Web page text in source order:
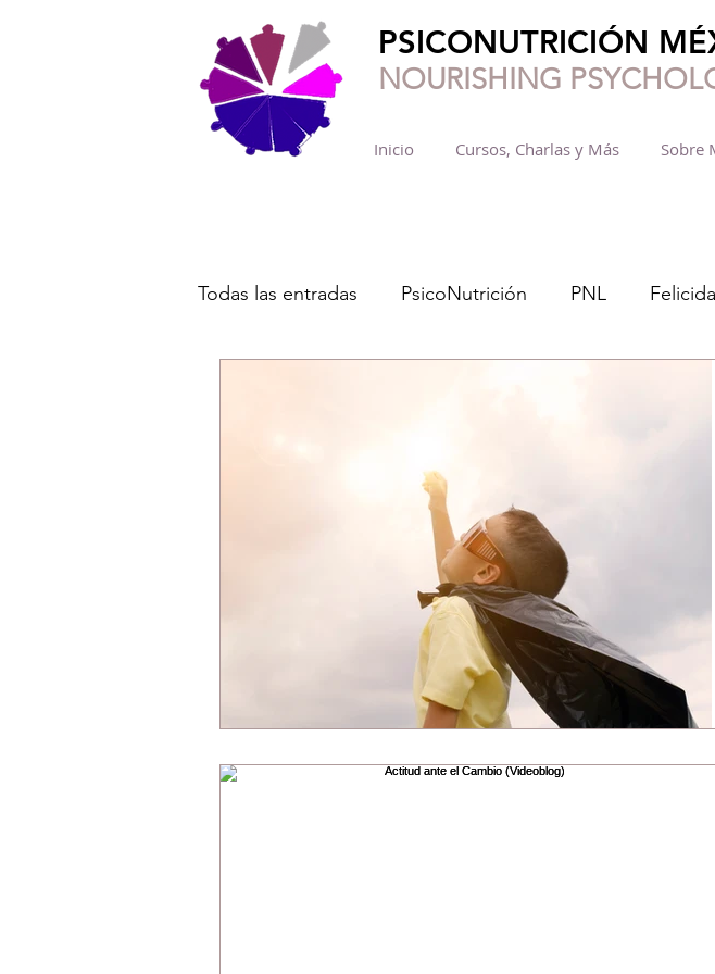
PSICONUTRICIÓN
NOURISHING
Inicio Cursos, Charlas y Más Sobre
Todas las entradas PsicoNutrición PNL